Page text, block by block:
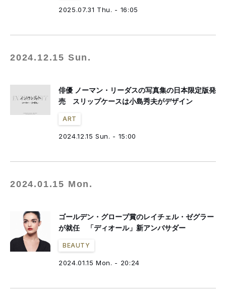
2025.07.31 Thu. - 16:05
2024.12.15 Sun.
俳優 ノーマン・リーダスの写真集の日本限定版発
売 スリップケースは小島秀夫がデザイン
ART
2024.12.15 Sun. - 15:00
2024.01.15 Mon.
ゴールデン・グローブ賞のレイチェル・ゼグラー
が就任 「ディオール」新アンバサダー
BEAUTY
2024.01.15 Mon. - 20:24